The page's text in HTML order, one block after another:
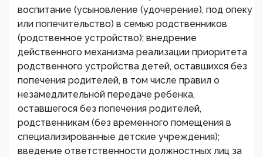
воспитание (усыновление (удочерение), под опеку
или попечительство) в семью родственников
(родственное устройство); внедрение
действенного механизма реализации приоритета
родственного устройства детей, оставшихся без
попечения родителей, в том числе правил о
незамедлительной передаче ребенка,
оставшегося без попечения родителей,
родственникам (без временного помещения в
специализированные детские учреждения);
введение ответственности должностных лиц за